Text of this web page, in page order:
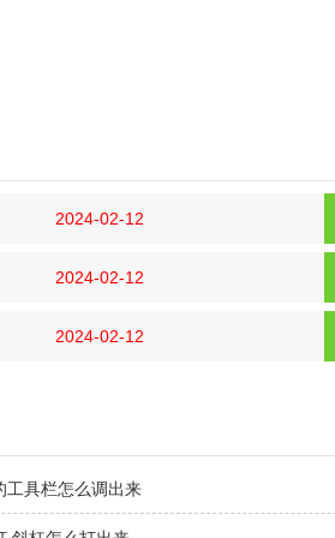
2024-02-12
2024-02-12
2024-02-12
工具栏怎么调出来